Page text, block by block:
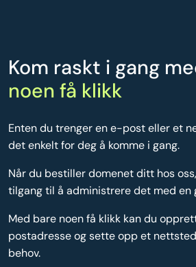
Kom raskt i gang
noen få klikk
Enten du trenger en e-post eller et
det enkelt for deg å komme i gang.
Når du bestiller domenet ditt hos
tilgang til å administrere det med en
Med bare noen få klikk kan du
postadresse og sette opp et
behov.